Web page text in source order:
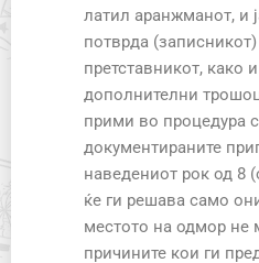
латил аранжманот, и
потврда
претставникот, како
дополнителни
прими во процедура
документираните
наведениот рок од 8
ќе ги решава само
местото на одмор не
причините кои ги